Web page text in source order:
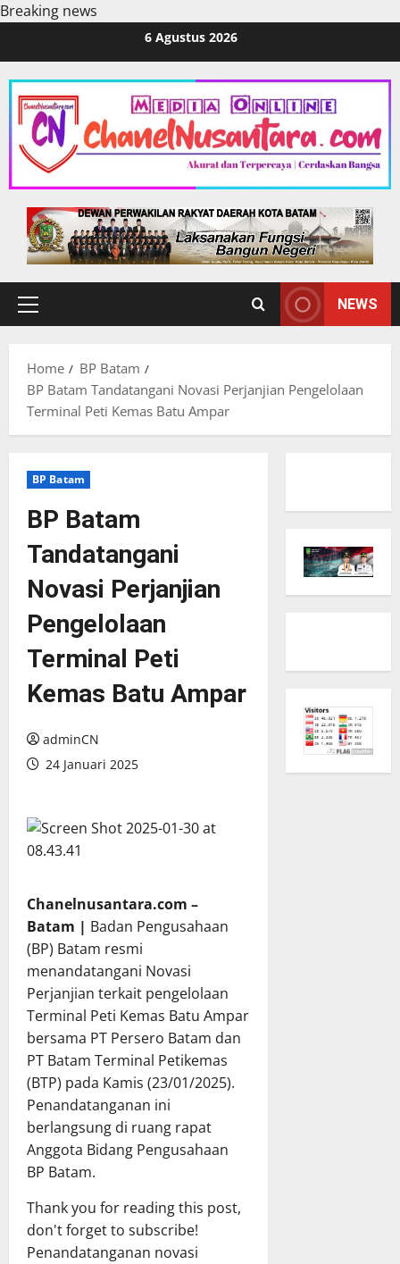
Breaking news
content
6 Agustus 2026
Primary
NEWS
Home
BP Batam
BP Batam Tandatangani Novasi Perjanjian Pengelolaan
Terminal Peti Kemas Batu Ampar
BP Batam
BP Batam
Tandatangani
Novasi Perjanjian
Pengelolaan
Terminal Peti
Kemas Batu Ampar
adminCN
24 Januari 2025
Chanelnusantara.com –
Batam | Badan Pengusahaan
(BP) Batam resmi
menandatangani Novasi
Perjanjian terkait pengelolaan
Terminal Peti Kemas Batu Ampar
bersama PT Persero Batam dan
PT Batam Terminal Petikemas
(BTP) pada Kamis (23/01/2025).
Penandatanganan ini
berlangsung di ruang rapat
Anggota Bidang Pengusahaan
BP Batam.
Thank you for reading this post,
don't forget to subscribe!
Penandatanganan novasi